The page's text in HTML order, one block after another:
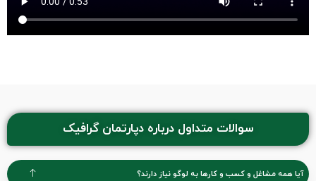
سوالات متداول درباره دپارتمان گرافیک
آیا همه مشاغل و کسب و کارها به لوگو نیاز دارند؟